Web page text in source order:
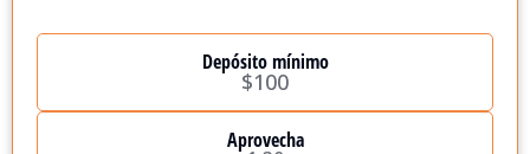
Depósito mínimo
$100
Aprovecha